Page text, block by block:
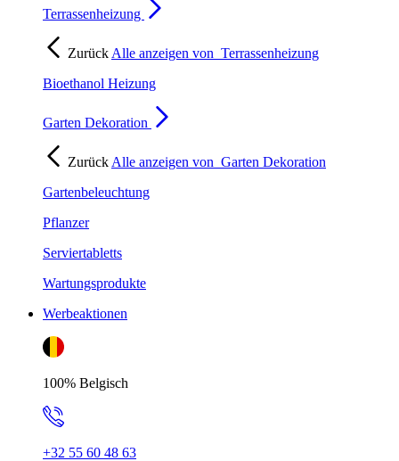
Terrassenheizung
Zurück Alle anzeigen von Terrassenheizung
Bioethanol Heizung
Garten Dekoration
Zurück Alle anzeigen von Garten Dekoration
Gartenbeleuchtung
Pflanzer
Serviertabletts
Wartungsprodukte
Werbeaktionen
100% Belgisch
+32 55 60 48 63